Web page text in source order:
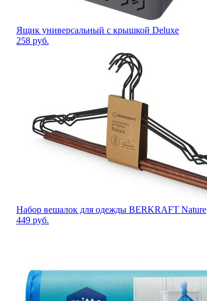
Ящик универсальный с крышкой Deluxe
258 руб.
Набор вешалок для одежды BERKRAFT Nature
449 руб.